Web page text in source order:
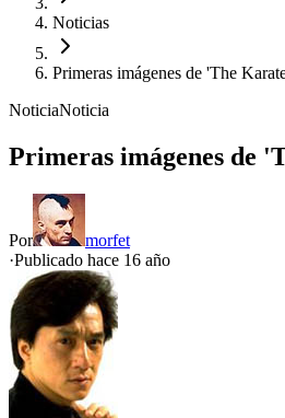
Noticias
Primeras imágenes de 'The
NoticiaNoticia
Primeras imágenes de
Por
morfet
·Publicado hace 16 año